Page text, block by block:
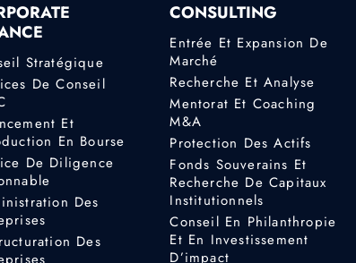
Stratégique
De Conseil
Et
En Bourse
De Diligence
Des
Des
CONSULTING
Entrée Et Expansion De
Marché
Recherche Et Analyse
Mentorat Et Coaching
M&A
Protection Des Actifs
Fonds Souverains Et
Recherche De Capitaux
Institutionnels
Conseil En Philanthropie
Et En Investissement
D’impact